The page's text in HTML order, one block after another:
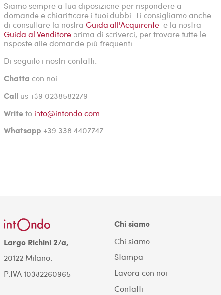
Siamo sempre a tua diposizione per rispondere a
domande e chiarificare i tuoi dubbi. Ti consigliamo anche
di consultare la nostra Guida all'Acquirentee la nostra
Guida al Venditore prima di scriverci, per trovare tutte le
risposte alle domande più frequenti.
Di seguito i nostri contatti:
Chatta con noi
Callus +39 0238582279
Writeto info@intondo.com
Whatsapp +39 338 4407747
Largo Richini 2/a,
20122 Milano.
P.IVA 10382260965
Chi siamo
Chi siamo
Stampa
Lavora con noi
Contatti